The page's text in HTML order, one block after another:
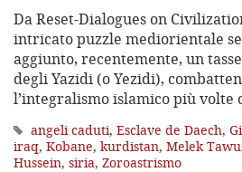
Da Reset-Dialogues on
intricato puzzle mediorientale
aggiunto, recentemente, un
degli Yazidi (o Yezidi),
l’integralismo islamico più volte
angeli caduti, Esclave de Daech,
iraq, Kobane, kurdistan, Melek
Hussein, siria, Zoroastrismo